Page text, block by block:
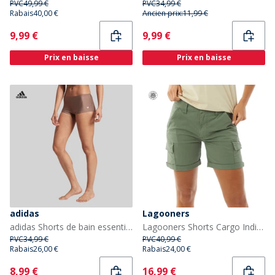
PVC49,99 €
Rabais40,00 €
Current
9,99 €
Prix en baisse
PVC34,99 €
Ancien prix:11,99 €
Current
9,99 €
Prix en baisse
adidas
adidas Shorts de bain essentiels Femme Trace Brown
PVC34,99 €
Rabais26,00 €
Current
8,99 €
Lagooners
Lagooners Shorts Cargo Indie Femme Kaki
PVC40,99 €
Rabais24,00 €
Current
16,99 €